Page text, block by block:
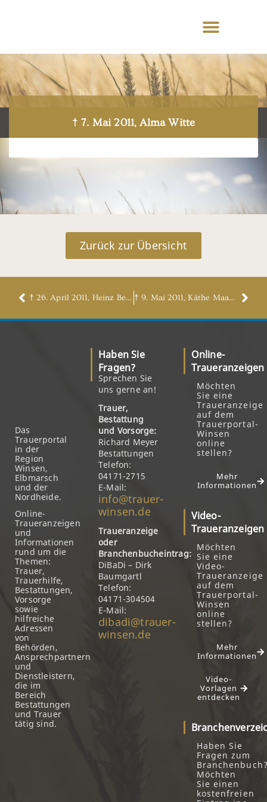
† 7. Mai 2011, Alma Witte
Zurück zur Übersicht
† 26. April 2011, Heinz Beecken † 9. Mai 2011, Käthe Maack, geb. Hofsommer
Das
Trauerportal
in der
Region
Winsen,
Elbmarsch
und der
Nordheide.
Online-
Traueranzeigen
und
Informationen
rund um die
Themen:
Trauer,
Trauerhilfe,
Bestattungen,
Vorsorge
sowie
hilfreiche
Adressen
von
Behörden,
Ansprechpartnern
und
Dienstleistern,
die im
Bereich
Bestattungen
und Trauer
tätig sind.
Haben Sie
Fragen?
Sprechen Sie
uns gerne an!
Trauer,
Bestattung
und Vorsorge:
Richard Meyer
Bestattungen
Telefon:
04171-2715
E-Mail:
info@trauer-
winsen.de
Traueranzeige
oder
Branchenbucheintrag:
DiBaDi – Dirk
Baumgartl
Telefon:
04171-304504
E-Mail:
dibadi@trauer-
winsen.de
Online-
Traueranzeigen
Möchten
Sie eine
Traueranzeige
auf dem
Trauerportal-
Winsen
online
stellen?
Mehr
Informationen
Video-
Traueranzeigen
Möchten
Sie eine
Video-
Traueranzeige
auf dem
Trauerportal-
Winsen
online
stellen?
Mehr
Informationen
Video-
Vorlagen
entdecken
Haben Sie
Fragen zum
Möchten
Sie einen
kostenfreien